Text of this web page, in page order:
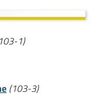
1)
(103-3)